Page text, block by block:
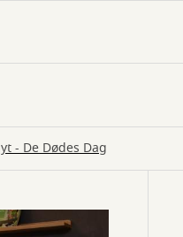
- De Dødes Dag